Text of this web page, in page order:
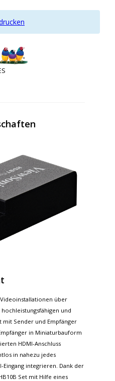
über
und
mit Sender und Empfänger
in Miniaturbauform
HDMI-Anschluss
in nahezu jedes
Eingang integrieren. Dank der
Set mit Hilfe eines